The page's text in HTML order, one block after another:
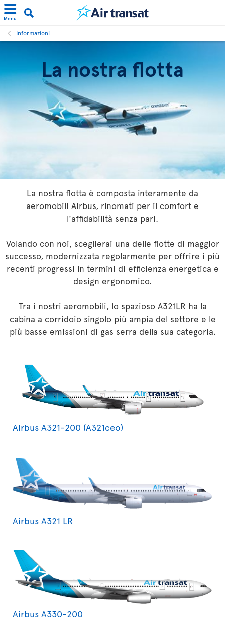
Menu
Informazioni
La nostra flotta
La nostra flotta è composta interamente da
aeromobili Airbus, rinomati per il comfort e
l'affidabilità senza pari.
Volando con noi, sceglierai una delle flotte di maggior
successo, modernizzata regolarmente per offrire i più
recenti progressi in termini di efficienza energetica e
design ergonomico.
Tra i nostri aeromobili, lo spazioso A321LR ha la
cabina a corridoio singolo più ampia del settore e le
più basse emissioni di gas serra della sua categoria.
Airbus A321-200 (A321ceo)
Airbus A321 LR
Airbus A330-200